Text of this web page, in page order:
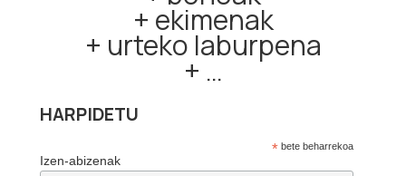
+ ekimenak
+ urteko laburpena
+ …
HARPIDETU
*bete beharrekoa
Izen-abizenak